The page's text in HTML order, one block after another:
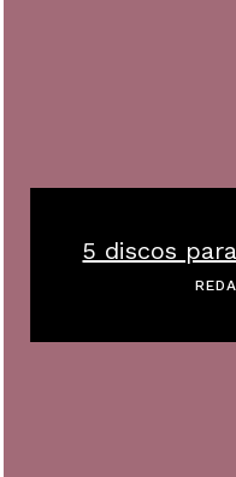
5 discos